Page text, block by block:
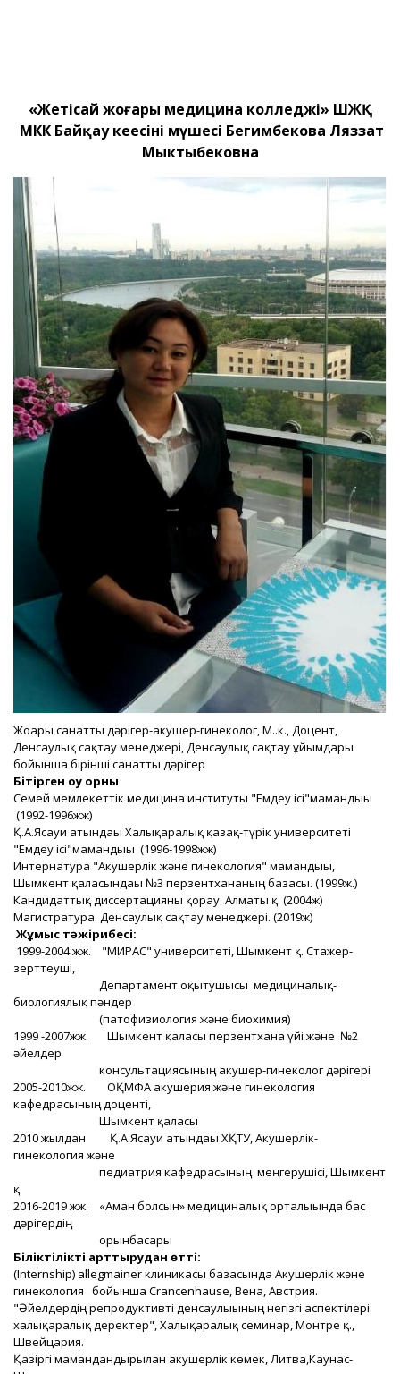
«Жетісай жоғары медицина колледжі» ШЖҚ
МКК Байқау кеңесінің мүшесі Бегимбекова Ляззат
Мыктыбековна
Жоғары санатты дәрігер-акушер-гинеколог, М.ғ.к., Доцент,
Денсаулық сақтау менеджері, Денсаулық сақтау ұйымдары
бойынша бірінші санатты дәрігер
Бітірген оқу орны
Семей мемлекеттік медицина институты "Емдеу ісі"мамандығы
(1992-1996жж)
Қ.А.Ясауи атындағы Халықаралық қазақ-түрік университеті
"Емдеу ісі"мамандығы (1996-1998жж)
Интернатура "Акушерлік және гинекология" мамандығы,
Шымкент қаласындағы №3 перзентхананың базасы. (1999ж.)
Кандидаттық диссертацияны қорғау. Алматы қ. (2004ж)
Магистратура. Денсаулық сақтау менеджері. (2019ж)
Жұмыс тәжірибесі:
1999-2004 жж. "МИРАС" университеті, Шымкент қ. Стажер-
зерттеуші,
Департамент оқытушысы медициналық-
биологиялық пәндер
(патофизиология және биохимия)
1999 -2007жж. Шымкент қаласы перзентхана үйі және №2
әйелдер
консультациясының акушер-гинеколог дәрігері
2005-2010жж. ОҚМФА акушерия және гинекология
кафедрасының доценті,
Шымкент қаласы
2010 жылдан Қ.А.Ясауи атындағы ХҚТУ, Акушерлік-
гинекология және
педиатрия кафедрасының меңгерушісі, Шымкент
қ.
2016-2019 жж. «Аман болсын» медициналық орталығында бас
дәрігердің
орынбасары
Біліктілікті арттырудан өтті:
(Internship) allegmainer клиникасы базасында Акушерлік және
гинекология бойынша Crancenhause, Вена, Австрия.
"Әйелдердің репродуктивті денсаулығының негізгі аспектілері:
халықаралық деректер", Халықаралық семинар, Монтре қ.,
Швейцария.
Қазіргі мамандандырылған акушерлік көмек, Литва,Каунас-